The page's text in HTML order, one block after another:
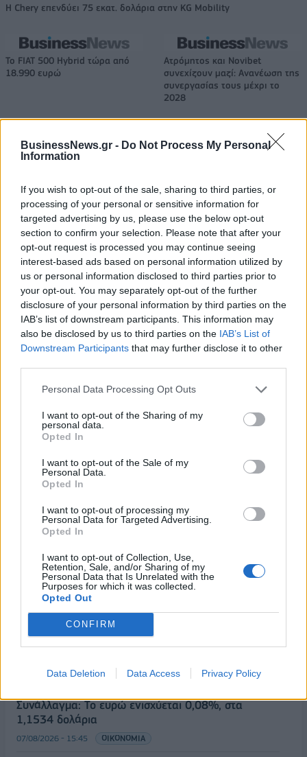
BusinessNews.gr - Do Not Process My Personal
Information
If you wish to opt-out of the sale, sharing to third parties, or
processing of your personal or sensitive information for
targeted advertising by us, please use the below opt-out
section to confirm your selection. Please note that after your
opt-out request is processed you may continue seeing
interest-based ads based on personal information utilized by
us or personal information disclosed to third parties prior to
your opt-out. You may separately opt-out of the further
disclosure of your personal information by third parties on the
IAB’s list of downstream participants. This information may
also be disclosed by us to third parties on the IAB’s List of
Downstream Participants that may further disclose it to other
Personal Data Processing Opt Outs
I want to opt-out of the Sharing of my
personal data.
Opted In
I want to opt-out of the Sale of my
Personal Data.
Opted In
I want to opt-out of processing my
Personal Data for Targeted Advertising.
Opted In
I want to opt-out of Collection, Use,
Retention, Sale, and/or Sharing of my
Personal Data that Is Unrelated with the
Purposes for which it was collected.
Opted Out
CONFIRM
Data Deletion Data Access Privacy Policy
Η Chery επενδύει 75 εκατ. δολάρια στην KG Mobility
Το FIAT 500 Hybrid τώρα από
18.990 ευρώ
Ατρόμητος και Novibet
συνεχίζουν μαζί: Ανανέωση της
συνεργασίας τους μέχρι το
2028
18η συνεχόμενη χρονιά για τον ΟΤΕ στη διεθνή σειρά δεικτών
FTSE4Good
Alpha Bank: Για πρώτη φορά το Αρχαίο Θέατρο Επιδαύρου άνοιξε τις
πύλες του σε όλους
ΠΕΡΙΣΣΌΤΕΡΑ ΣΕ ΑΥΤΉ ΤΗΝ ΚΑΤΗΓΟΡΊΑ
Το Ίδρυμα Σταύρος
Νιάρχος στηρίζει έκθεση
με θέμα την κρίση
26/03/2014 - 02:00
Απονεμήθηκαν τα Βραβεία
L’Oréal - UNESCO
Συνάλλαγμα: Το ευρώ ενισχύεται 0,08%, στα
1,1534 δολάρια
07/08/2026 - 15:45 ΟΙΚΟΝΟΜΙΑ